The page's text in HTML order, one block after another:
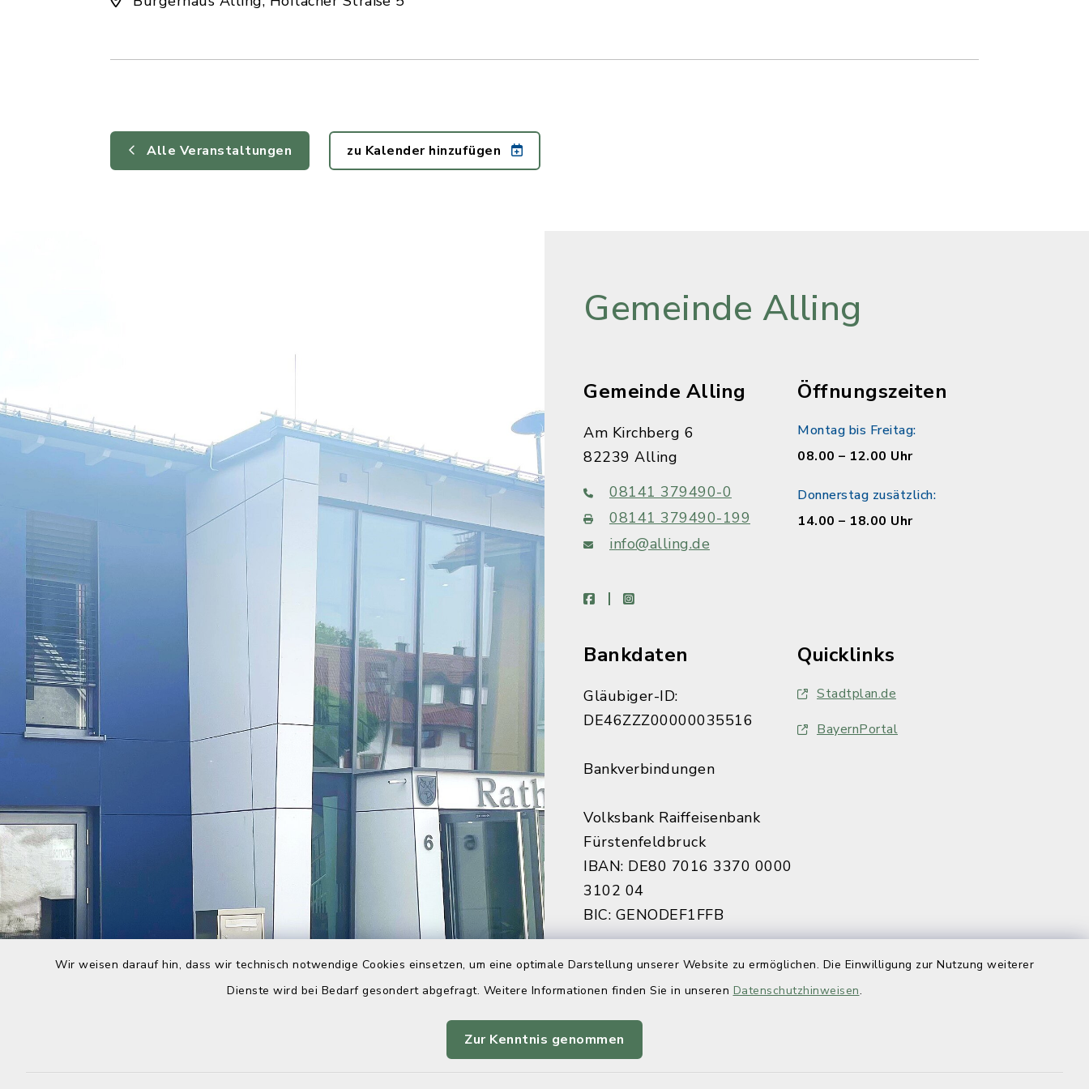
Wir weisen darauf hin, dass wir technisch notwendige Cookies einsetzen, um eine optimale Darstellung unserer Website zu ermöglichen. Die Einwilligung zur Nutzung weiterer
Dienste wird bei Bedarf gesondert abgefragt. Weitere Informationen finden Sie in unseren Datenschutzhinweisen.
Zur Kenntnis genommen
Alle Veranstaltungen zu Kalender hinzufügen
Gemeinde Alling
Gemeinde Alling
Am Kirchberg 6
82239 Alling
08141 379490-0
08141 379490-199
info@alling.de
facebookinstagram
Öffnungszeiten
Montag bis Freitag:
08.00 – 12.00 Uhr
Donnerstag zusätzlich:
14.00 – 18.00 Uhr
Bankdaten
Gläubiger-ID:
DE46ZZZ00000035516
Bankverbindungen
Volksbank Raiffeisenbank
Fürstenfeldbruck
IBAN: DE80 7016 3370 0000
3102 04
BIC: GENODEF1FFB
Sparkasse Fürstenfeldbruck
IBAN: DE84 7005 3070 0009
BIC: BYLADEM1FFB
Quicklinks
Stadtplan.de
BayernPortal